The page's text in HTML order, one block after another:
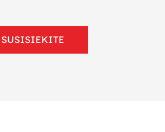
SUSISIEKITE